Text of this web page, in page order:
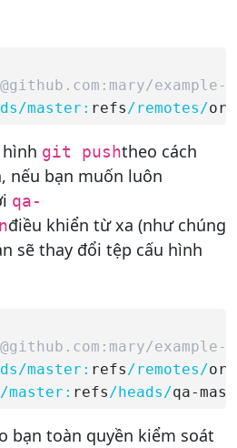
master: refs /remotes/
git pushtheo cách
nếu bạn muốn luôn
qa-
điều khiển từ xa (như chúng
sẽ thay đổi tệp cấu hình
master: refs/remotes/
master: refs/heads/qa-
bạn toàn quyền kiểm soát